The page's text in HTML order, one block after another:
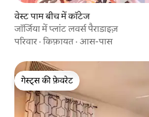
वेस्ट पाम बीच में कॉटेज
जॉर्जिया में प्लांट लवर्स पैराडाइज़
परिवार ·किफ़ायत · आस-पास
गेस्ट्स की फ़ेवरेट
गेस्ट्स की फ़ेवरेट